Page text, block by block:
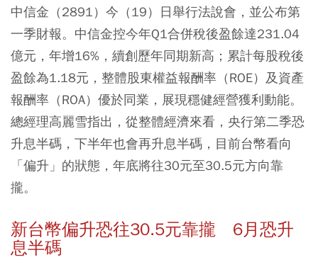
中信金（2891）今（19）日舉行法說會，並公布第
一季財報。中信金控今年Q1合併稅後盈餘達231.04
億元，年增16%，續創歷年同期新高；累計每股稅後
盈餘為1.18元，整體股東權益報酬率（ROE）及資產
報酬率（ROA）優於同業，展現穩健經營獲利動能。
總經理高麗雪指出，從整體經濟來看，央行第二季恐
升息半碼，下半年也會再升息半碼，目前台幣看向
「偏升」的狀態，年底將往30元至30.5元方向靠
攏。
新台幣偏升恐往30.5元靠攏 6月恐升
息半碼